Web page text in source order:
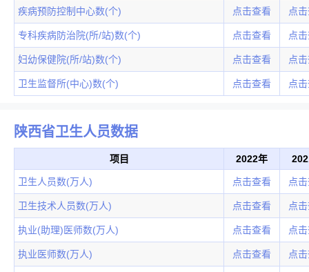
疾病预防控制中心数(个) 点击查看 点
专科疾病防治院(所/站)数(个) 点击查看 点
妇幼保健院(所/站)数(个) 点击查看 点
卫生监督所(中心)数(个) 点击查看 点
陕西省卫生人员数据
项目 2022年
卫生人员数(万人) 点击查看 点
卫生技术人员数(万人) 点击查看 点
执业(助理)医师数(万人) 点击查看 点
执业医师数(万人) 点击查看 点